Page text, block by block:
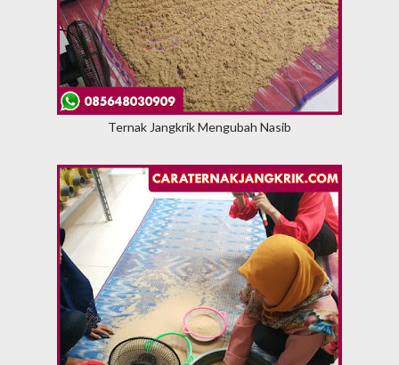
Ternak Jangkrik Mengubah Nasib